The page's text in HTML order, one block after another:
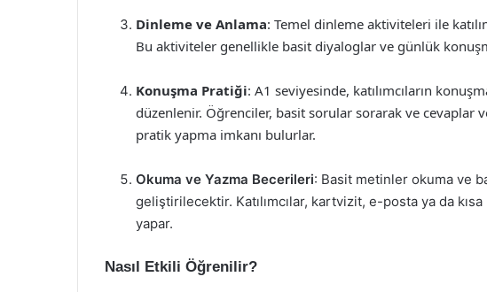
Dinleme ve Anlama: Temel dinleme aktiviteleri ile
Bu aktiviteler genellikle basit diyaloglar ve günlük
Konuşma Pratiği: A1 seviyesinde, katılımcıların
düzenlenir. Öğrenciler, basit sorular sorarak ve cevaplar
pratik yapma imkanı bulurlar.
Okuma ve Yazma Becerileri: Basit metinler okuma ve
geliştirilecektir. Katılımcılar, kartvizit, e-posta ya da
yapar.
Nasıl Etkili Öğrenilir?